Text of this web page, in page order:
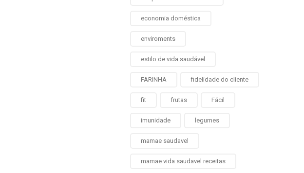
economia doméstica
enviroments
estilo de vida saudável
FARINHA fidelidade do cliente
fit frutas Fácil
imunidade legumes
mamae saudavel
mamae vida saudavel receitas